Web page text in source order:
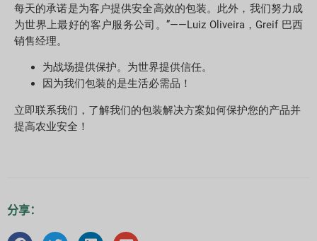
每天的承诺是为客户提供安全高效的包装。此外，我们努力成
为世界上最好的客户服务公司。”——Luiz Oliveira，Greif 巴西
销售经理。
为战场提供保护。为世界提供信任。
因为我们包装的是生活必需品！
立即联系我们，了解我们的包装解决方案如何保护您的产品并
提高农业安全！
分享：